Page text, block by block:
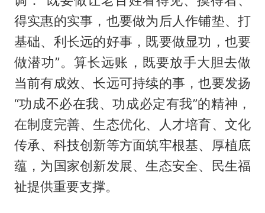
得实惠的实事，也要做为后人作铺垫、打
基础、利长远的好事，既要做显功，也要
做潜功”。算长远账，既要放手大胆去做
当前有成效、长远可持续的事，也要发扬
“功成不必在我、功成必定有我”的精神，
在制度完善、生态优化、人才培育、文化
传承、科技创新等方面筑牢根基、厚植底
蕴，为国家创新发展、生态安全、民生福
祉提供重要支撑。